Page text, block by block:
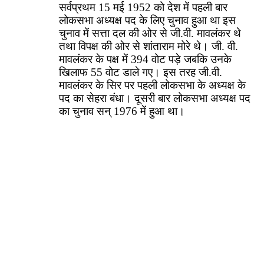
सर्वप्रथम 15 मई 1952 को देश में पहली बार
लोकसभा अध्यक्ष पद के लिए चुनाव हुआ था इस
चुनाव में सत्ता दल की ओर से जी.वी. मावलंकर थे
तथा विपक्ष की ओर से शांताराम मोरे थे। जी. वी.
मावलंकर के पक्ष में 394 वोट पड़े जबकि उनके
खिलाफ 55 वोट डाले गए। इस तरह जी.वी.
मावलंकर के सिर पर पहली लोकसभा के अध्यक्ष के
पद का सेहरा बंधा। दूसरी बार लोकसभा अध्यक्ष पद
का चुनाव सन् 1976 में हुआ था।